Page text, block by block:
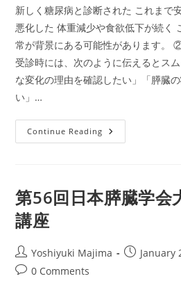
新しく糖尿病と診断された これまで
悪化した 体重減少や食欲低下が続く
常が背景にある可能性があります。
受診時には、次のように伝えるとス
な変化の理由を確認したい」「膵臓
い」…
Continue Reading
ビ
ナ
ー
「糖
陰
に
第56回日本膵臓学会
講座
Post
author:
Yoshiyuki Majima
PostJanuary
Post0 Comments